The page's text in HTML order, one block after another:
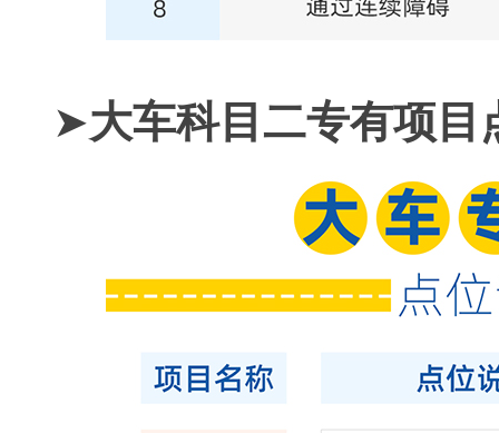
➤大车科目二专有项